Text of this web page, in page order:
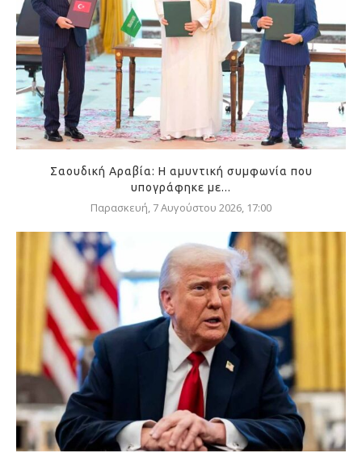
Σαουδική Αραβία: Η αμυντική συμφωνία που
υπογράφηκε με...
Παρασκευή, 7 Αυγούστου 2026, 17:00